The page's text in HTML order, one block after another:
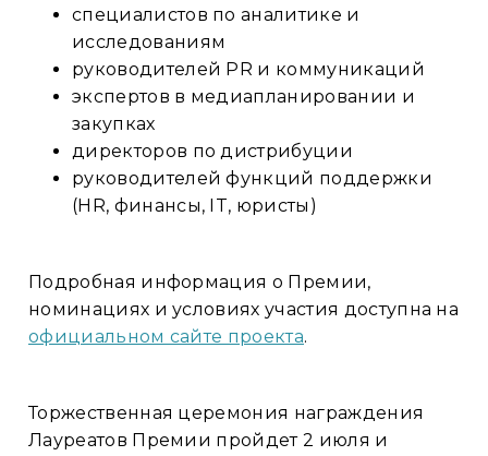
специалистов по аналитике и
исследованиям
руководителей PR и коммуникаций
экспертов в медиапланировании и
закупках
директоров по дистрибуции
руководителей функций поддержки
(HR, финансы, IT, юристы)
Подробная информация о Премии,
номинациях и условиях участия доступна на
официальном сайте проекта.
Торжественная церемония награждения
Лауреатов Премии пройдет 2 июля и